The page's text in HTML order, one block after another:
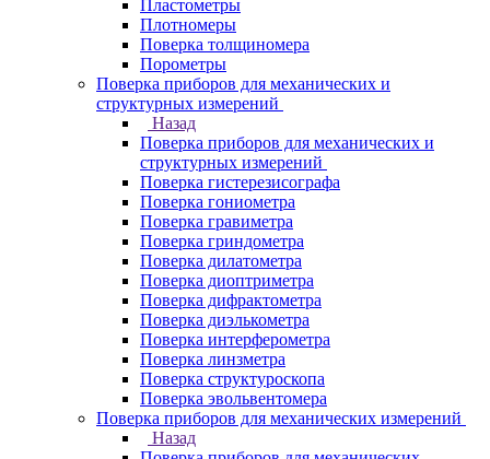
Пластометры
Плотномеры
Поверка толщиномера
Порометры
Поверка приборов для механических и
структурных измерений
Назад
Поверка приборов для механических и
структурных измерений
Поверка гистерезисографа
Поверка гониометра
Поверка гравиметра
Поверка гриндометра
Поверка дилатометра
Поверка диоптриметра
Поверка дифрактометра
Поверка диэлькометра
Поверка интерферометра
Поверка линзметра
Поверка структуроскопа
Поверка эвольвентомера
Поверка приборов для механических измерений
Назад